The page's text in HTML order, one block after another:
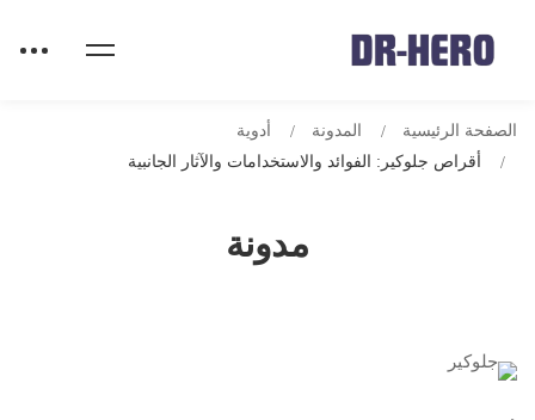
مدونة
الصفحة الرئيسية المدونة
أدوية
أقراص جلوكير: الفوائد والاستخدامات والآثار الجانبية